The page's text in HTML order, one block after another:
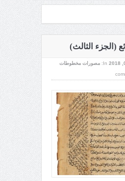
(الجزء الثالث)
In:
مصورات مخطوطات